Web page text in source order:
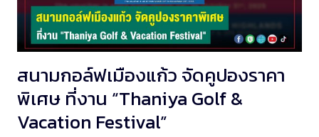
สนามกอล์ฟเมืองแก้ว จัดคูปองราคา
พิเศษ ที่งาน “Thaniya Golf &
Vacation Festival”